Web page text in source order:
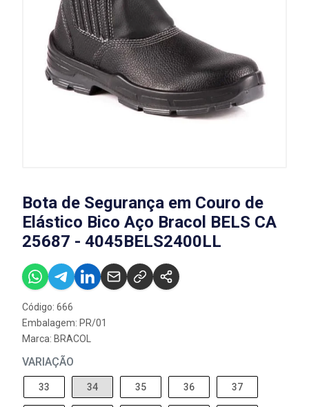
Bota de Segurança em Couro de
Elástico Bico Aço Bracol BELS CA
25687 - 4045BELS2400LL
Código: 666
Embalagem: PR/01
Marca: BRACOL
VARIAÇÃO
33 34 35 36 37